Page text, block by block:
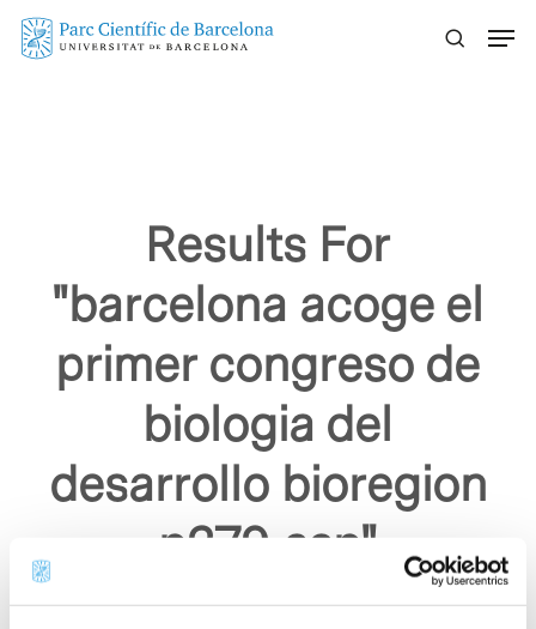
Skip
Results For
"barcelona acoge el
primer congreso de
biologia del
desarrollo bioregion
p279 asp"